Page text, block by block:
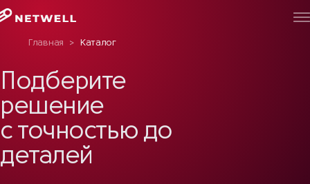
Главная > Каталог
Подберите
решение
с точностью до
деталей